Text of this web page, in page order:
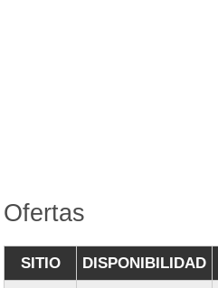
Ofertas
SITIO DISPONIBILIDAD